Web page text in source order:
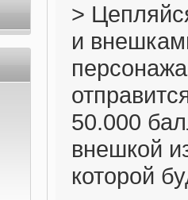
>
и
50.000
внешкой
которой